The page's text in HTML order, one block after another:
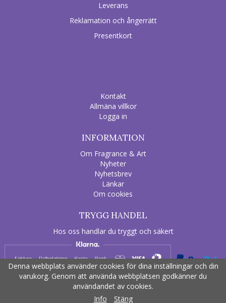
Leverans
Reklamation och ångerrätt
Presentkort
Kontakt
Allmäna villkor
Logga in
INFORMATION
Om Fragrance & Art
Nyheter
Nyhetsbrev
Länkar
Om cookies
TRYGG HANDEL
Hos oss handlar du tryggt och säkert
Drift & produktion: Wikinggruppen
Denna webbplats använder cookies för dina inställningar och din
varukorg. Genom att använda webbplatsen godkänner du
användandet av cookies.
Info
Stäng